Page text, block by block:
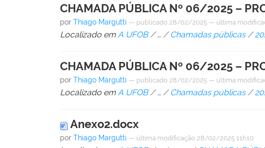
CHAMADA PÚBLICA Nº 06/2025 –
porThiago Margutti — publicado 28/02/2025 — última
Localizado em A UFOB /…/ Chamadas públicas /
CHAMADA PÚBLICA Nº 06/2025 –
porThiago Margutti — publicado 28/02/2025 — última
Localizado em A UFOB /…/ Chamadas públicas /
Anexo2.docx
porThiago Margutti — última modificação 28/02/2025 11h10